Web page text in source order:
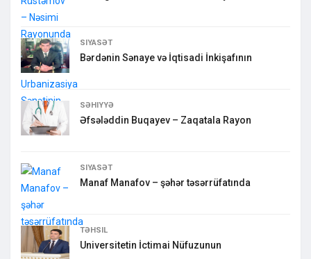
SIYASƏT
Bərdənin Sənaye və İqtisadi İnkişafının
SƏHIYYƏ
Əfsələddin Buqayev – Zaqatala Rayon
SIYASƏT
Manaf Manafov – şəhər təsərrüfatında
TƏHSIL
Universitetin İctimai Nüfuzunun